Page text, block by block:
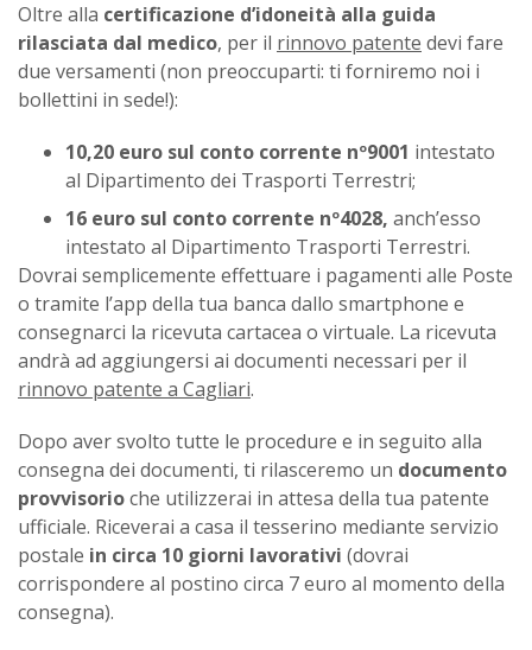
Oltre alla certificazione d’idoneità alla guida
rilasciata dal medico, per il rinnovo patente devi fare
due versamenti (non preoccuparti: ti forniremo noi i
bollettini in sede!):
10,20 euro sul conto corrente nº9001 intestato
al Dipartimento dei Trasporti Terrestri;
16 euro sul conto corrente nº4028, anch’esso
intestato al Dipartimento Trasporti Terrestri.
Dovrai semplicemente effettuare i pagamenti alle Poste
o tramite l’app della tua banca dallo smartphone e
consegnarci la ricevuta cartacea o virtuale. La ricevuta
andrà ad aggiungersi ai documenti necessari per il
rinnovo patente a Cagliari.
Dopo aver svolto tutte le procedure e in seguito alla
consegna dei documenti, ti rilasceremo un documento
provvisorioche utilizzerai in attesa della tua patente
ufficiale. Riceverai a casa il tesserino mediante servizio
postale in circa 10 giorni lavorativi (dovrai
corrispondere al postino circa 7 euro al momento della
consegna).